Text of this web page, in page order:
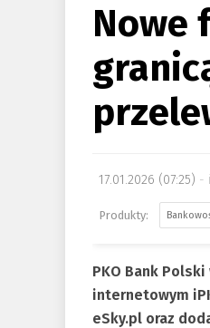
Nowe
17.01.2026 (07:25)
PKO Bank
internetowym
eSky.pl oraz